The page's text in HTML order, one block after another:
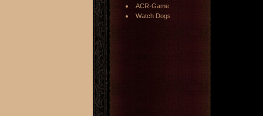
ACR-Game
Watch Dogs